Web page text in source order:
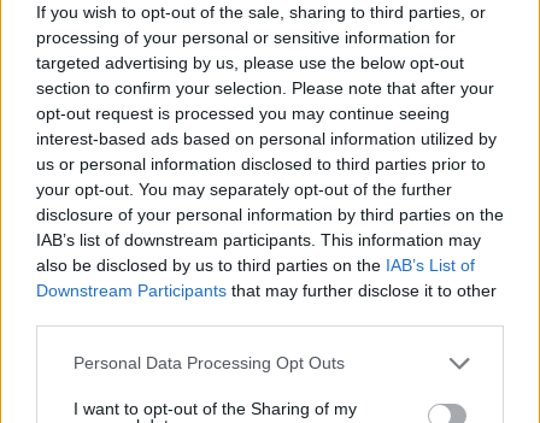
If you wish to opt-out of the sale, sharing to third parties, or
processing of your personal or sensitive information for
targeted advertising by us, please use the below opt-out
section to confirm your selection. Please note that after your
opt-out request is processed you may continue seeing
interest-based ads based on personal information utilized by
us or personal information disclosed to third parties prior to
your opt-out. You may separately opt-out of the further
disclosure of your personal information by third parties on the
IAB’s list of downstream participants. This information may
also be disclosed by us to third parties on the IAB’s List of
Downstream Participants that may further disclose it to other
Please note that this website/app uses one or more Google
not limited to your visit or usage behaviour. You may click to
Personal Data Processing Opt Outs
I want to opt-out of the Sharing of my
Πώς ξυπνούσαν οι άνθρωποι πριν τα smartphones: Από
τους κόκορες στους επαγγελματίες με σφυρίχτρες και
μπιζέλια της βιομηχανικής επανάστασης
πριν 39 λεπτά
Νέα ανάφλεξη στη Μέση Ανατολή: Οι Χούθι χτύπησαν
εγκατάσταση της Aramco, το Ιράν βάζει πιο σκληρούς
όρους για τα Στενά του Ορμούζ
πριν 44 λεπτά
Μαντόνα για Γουίλιαμ Όρμπιτ: Η μουσική σου μου
έδωσε ένα μαγικό χαλί για να πετάξω, ήμουν τόσο
τυχερή που σε γνώρισα
πριν 45 λεπτά
ΔΕΙΤΕ ΟΛΕΣ ΤΙΣ ΕΙΔΗΣΕΙΣ